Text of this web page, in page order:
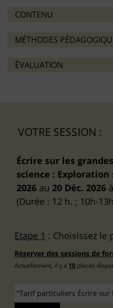
CONTENU
MÉTHODES
ÉVALUATION
VOTRE SESSION :
Écrire sur les
science :
2026 au 20 Déc. 2026 à
(Durée : 12 h. ; 10h-
Etape 1 : Choisissez le
Réserver des sessions de
Actuellement, il y a 10 places